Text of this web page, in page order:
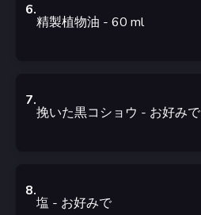
6.
精製植物油 - 60 ml
7.
挽いた黒コショウ - お好みで
8.
塩 - お好みで